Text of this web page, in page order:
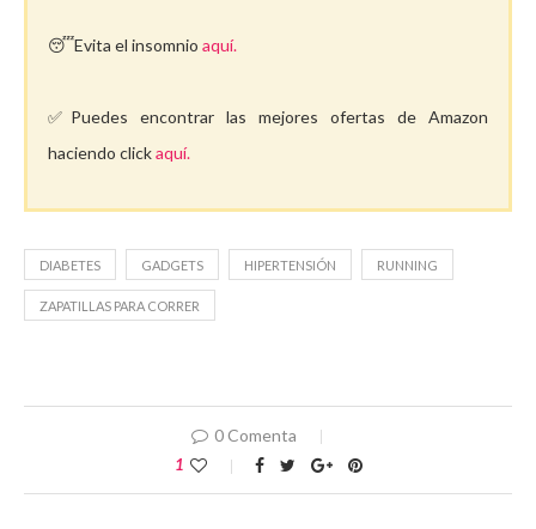
😴Evita el insomnio aquí.
✅Puedes encontrar las mejores ofertas de Amazon
haciendo clickaquí.
DIABETES GADGETS HIPERTENSIÓN RUNNING
ZAPATILLAS PARA CORRER
0 Comenta
1